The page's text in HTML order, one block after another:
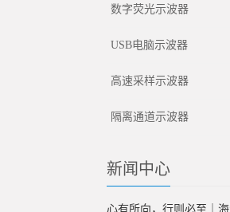
数字荧光示波器
USB电脑示波器
高速采样示波器
隔离通道示波器
新闻中心